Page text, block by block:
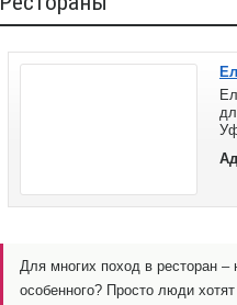
Для многих поход в ресторан –
особенного? Просто люди